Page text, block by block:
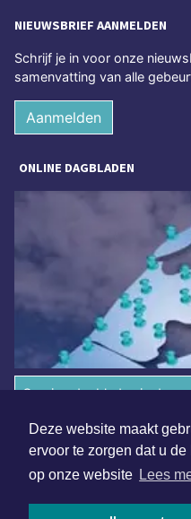
Deze website maakt
ervoor te zorgen dat u
op onze website Lees
NIEUWSBRIEF AANMELDEN
Schrijf je in voor onze
samenvatting van alle
Aanmelden
ONLINE DAGBLADEN
Overige dagbladen in de
Algemene voorwaarden
Disclaimer